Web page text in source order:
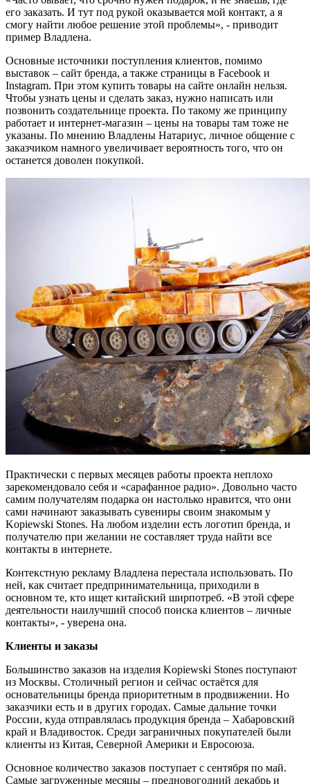
его заказать. И тут под рукой оказывается мой контакт, а я
смогу найти любое решение этой проблемы», - приводит
пример Владлена.
Основные источники поступления клиентов, помимо
выставок – сайт бренда, а также страницы в Facebook и
Instagram. При этом купить товары на сайте онлайн нельзя.
Чтобы узнать цены и сделать заказ, нужно написать или
позвонить создательнице проекта. По такому же принципу
работает и интернет-магазин – цены на товары там тоже не
указаны. По мнению Владлены Натариус, личное общение с
заказчиком намного увеличивает вероятность того, что он
останется доволен покупкой.
Практически с первых месяцев работы проекта неплохо
зарекомендовало себя и «сарафанное радио». Довольно часто
самим получателям подарка он настолько нравится, что они
сами начинают заказывать сувениры своим знакомым у
Kopiewski Stones. На любом изделии есть логотип бренда, и
получателю при желании не составляет труда найти все
контакты в интернете.
Контекстную рекламу Владлена перестала использовать. По
ней, как считает предпринимательница, приходили в
основном те, кто ищет китайский ширпотреб. «В этой сфере
деятельности наилучший способ поиска клиентов – личные
контакты», - уверена она.
Клиенты и заказы
Большинство заказов на изделия Kopiewski Stones поступают
из Москвы. Столичный регион и сейчас остаётся для
основательницы бренда приоритетным в продвижении. Но
заказчики есть и в других городах. Самые дальние точки
России, куда отправлялась продукция бренда – Хабаровский
край и Владивосток. Среди заграничных покупателей были
клиенты из Китая, Северной Америки и Евросоюза.
Основное количество заказов поступает с сентября по май.
Самые загруженные месяцы – предновогодний декабрь и